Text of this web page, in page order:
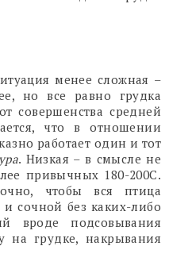
менее сложная –
но все равно грудка
совершенства средней
что в отношении
работает один и тот
. Низкая – в смысле не
привычных 180-200С.
чтобы вся птица
сочной без каких-либо
вроде подсовывания
на грудке, накрывания